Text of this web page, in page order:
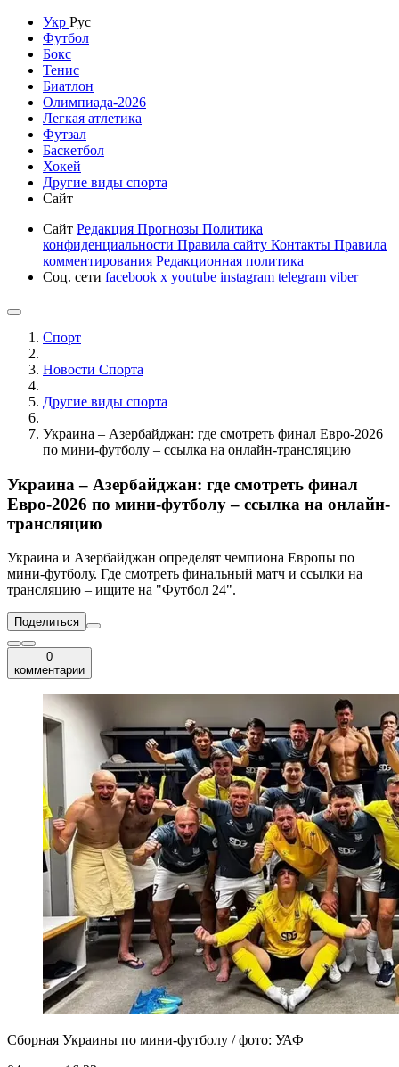
Укр Рус
Футбол
Бокс
Тенис
Биатлон
Олимпиада-2026
Легкая атлетика
Футзал
Баскетбол
Хокей
Другие виды спорта
Сайт
Сайт Редакция Прогнозы Политика
конфиденциальности Правила сайту Контакты Правила
комментирования Редакционная политика
Соц. сети facebook x youtube instagram telegram viber
Спорт
Новости Cпорта
Другие виды спорта
Украина – Азербайджан: где смотреть финал Евро-2026
по мини-футболу – ссылка на онлайн-трансляцию
Украина – Азербайджан: где смотреть финал
Евро-2026 по мини-футболу – ссылка на онлайн-
трансляцию
Украина и Азербайджан определят чемпиона Европы по
мини-футболу. Где смотреть финальный матч и ссылки на
трансляцию – ищите на "Футбол 24".
Поделиться
0
комментарии
Сборная Украины по мини-футболу / фото: УАФ